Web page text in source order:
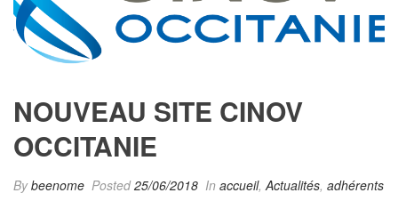
NOUVEAU SITE CINOV
OCCITANIE
Bybeenome Posted25/06/2018 In accueil, Actualités, adhérents